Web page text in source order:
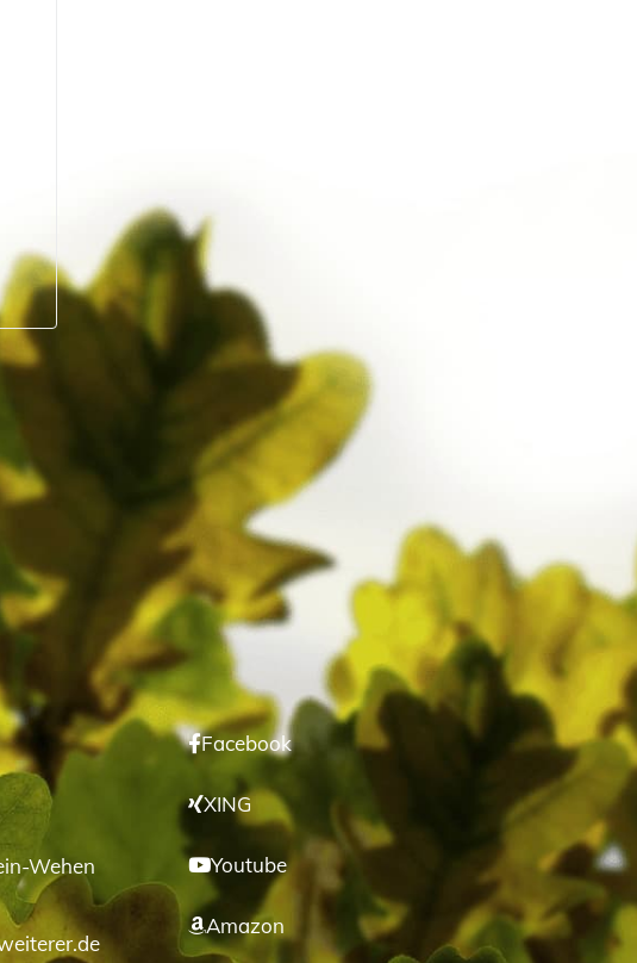
August 2016
Juli 2016
Juni 2016
Mai 2016
Oktober 2015
Wehen
Facebook
XING
Youtube
Amazon